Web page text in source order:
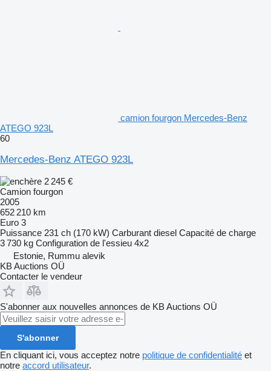
camion fourgon Mercedes-Benz
ATEGO 923L
60
Mercedes-Benz ATEGO 923L
2 245 €
Camion fourgon
2005
652 210 km
Euro 3
Puissance 231 ch (170 kW) Carburant diesel Capacité de charge
3 730 kg Configuration de l'essieu 4x2
Estonie, Rummu alevik
KB Auctions OÜ
Contacter le vendeur
S'abonner aux nouvelles annonces de KB Auctions OÜ
S'abonner
En cliquant ici, vous acceptez notre politique de confidentialité et
notre accord utilisateur.